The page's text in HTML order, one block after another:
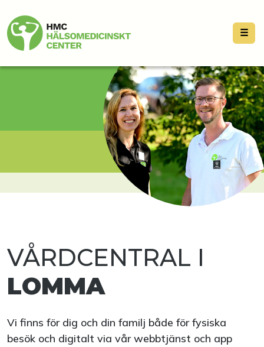
☰
VÅRDCENTRAL I
LOMMA
Vi finns för dig och din familj både för fysiska
besök och digitalt via vår webbtjänst och app